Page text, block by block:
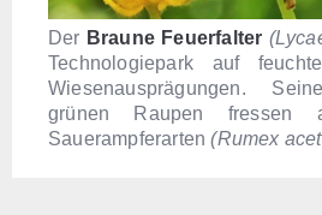
Der Braune Feuerfalter
Technologiepark auf
Wiesenausprägungen.
grünen Raupen fressen
Sauerampferarten(Rumex